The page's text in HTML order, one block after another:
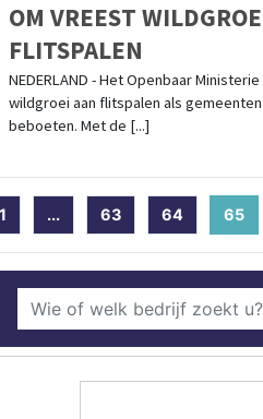
OM VREEST
FLITSPALEN
NEDERLAND - Het Openbaar
wildgroei aan flitspalen als
beboeten. Met de [...]
1 ... 63 64 65